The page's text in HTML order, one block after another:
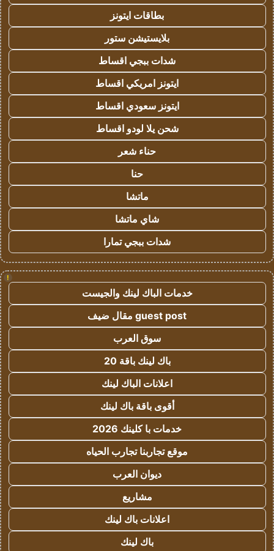
بطاقات ايتونز
بلايستيشن ستور
شدات ببجي اقساط
ايتونز امريكي اقساط
ايتونز سعودي اقساط
شحن يلا لودو اقساط
حناء شعر
حنا
ماتشا
شاي ماتشا
شدات ببجي تمارا
!
خدمات الباك لينك والجيست
guest post مقال ضيف
سوق العرب
باك لينك باقة 20
اعلانات الباك لينك
أقوى باقة باك لينك
خدمات با كلينك 2026
موقع تجاربنا تجارب الحياه
ديوان العرب
مشاريع
اعلانات باك لينك
باك لينك